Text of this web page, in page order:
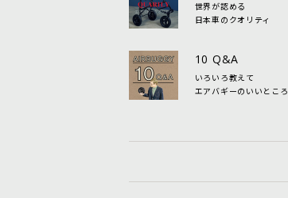
世界が認める
日本車のクオリティ
10 Q&A
いろいろ教えて
エアバギーのいいところ